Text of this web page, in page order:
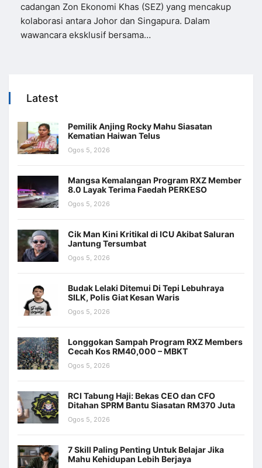
cadangan Zon Ekonomi Khas (SEZ) yang mencakup
kolaborasi antara Johor dan Singapura. Dalam
wawancara eksklusif bersama…
Latest
Pemilik Anjing Rocky Mahu Siasatan
Kematian Haiwan Telus
Ogos 5, 2026
Mangsa Kemalangan Program RXZ Member
8.0 Layak Terima Faedah PERKESO
Ogos 5, 2026
Cik Man Kini Kritikal di ICU Akibat Saluran
Jantung Tersumbat
Ogos 5, 2026
Budak Lelaki Ditemui Di Tepi Lebuhraya
SILK, Polis Giat Kesan Waris
Ogos 5, 2026
Longgokan Sampah Program RXZ Members
Cecah Kos RM40,000 – MBKT
Ogos 5, 2026
RCI Tabung Haji: Bekas CEO dan CFO
Ditahan SPRM Bantu Siasatan RM370 Juta
Ogos 5, 2026
7 Skill Paling Penting Untuk Belajar Jika
Mahu Kehidupan Lebih Berjaya